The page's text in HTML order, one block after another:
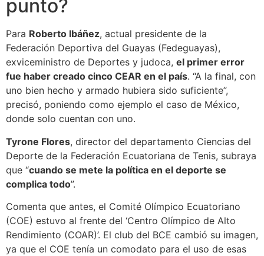
punto?
Para Roberto Ibáñez, actual presidente de la
Federación Deportiva del Guayas (Fedeguayas),
exviceministro de Deportes y judoca, el primer error
fue haber creado cinco CEAR en el país. “A la final, con
uno bien hecho y armado hubiera sido suficiente”,
precisó, poniendo como ejemplo el caso de México,
donde solo cuentan con uno.
Tyrone Flores, director del departamento Ciencias del
Deporte de la Federación Ecuatoriana de Tenis, subraya
que “cuando se mete la política en el deporte se
complica todo”.
Comenta que antes, el Comité Olímpico Ecuatoriano
(COE) estuvo al frente del ‘Centro Olímpico de Alto
Rendimiento (COAR)’. El club del BCE cambió su imagen,
ya que el COE tenía un comodato para el uso de esas